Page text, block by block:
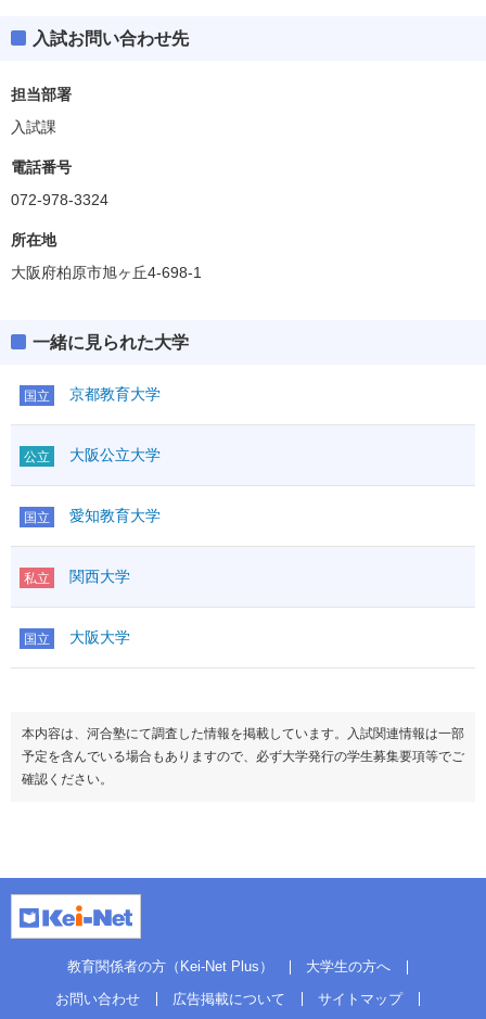
入試お問い合わせ先
担当部署
入試課
電話番号
072-978-3324
所在地
大阪府柏原市旭ヶ丘4-698-1
一緒に見られた大学
国立 京都教育大学
公立 大阪公立大学
国立 愛知教育大学
私立 関西大学
国立 大阪大学
本内容は、河合塾にて調査した情報を掲載しています。入試関連情報は一部
予定を含んでいる場合もありますので、必ず大学発行の学生募集要項等でご
確認ください。
教育関係者の方（Kei-Net Plus）
大学生の方へ
お問い合わせ
広告掲載について サイトマップ